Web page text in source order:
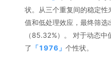
状。从三个重复间的稳定性
值和低处理效应，最终筛选
（85.32%）。 对于动态
了 「1976 」 个性状。